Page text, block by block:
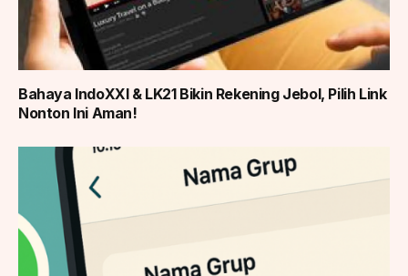
Bahaya IndoXXI & LK21 Bikin Rekening Jebol, Pilih Link
Nonton Ini Aman!